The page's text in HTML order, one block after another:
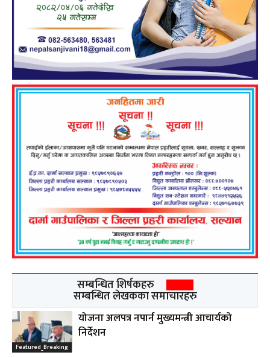
सम्बन्धित शिर्षकहरु
सम्बन्धित लेखकका समाचारहरु
Featured_Breaking
योजना अलपत्र नपार्न मुख्यमन्त्री आचार्यको
निर्देशन